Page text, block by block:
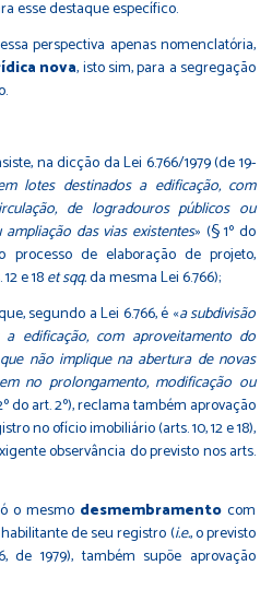
esse destaque específico.
perspectiva apenas nomenclatória,
nova, isto sim, para a segregação
na dicção da Lei 6.766/1979 (de 19-
lotes destinados a edificação, com
de logradouros públicos ou
das vias existentes» (§ 1º do
processo de elaboração de projeto,
e 18et sqq.da mesma Lei 6.766);
segundo a Lei 6.766, é «a subdivisão
edificação, com aproveitamento do
não implique na abertura de novas
no prolongamento, modificação ou
do art. 2º), reclama também aprovação
no ofício imobiliário (arts. 10, 12 e 18),
observância do previsto nos arts.
o mesmo desmembramento com
de seu registro (i.e., o previsto
de 1979), também supõe aprovação